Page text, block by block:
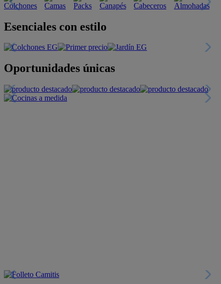
Esenciales con estilo
Oportunidades únicas